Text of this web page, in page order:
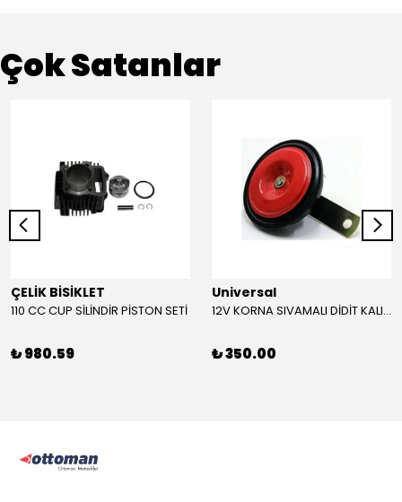
Çok Satanlar
ÇELİK BİSİKLET
110 CC CUP SİLİNDİR PİSTON SETİ
₺ 980.59
Universal
12V KORNA SIVAMALI DİDİT KALIN SESLİ (KIRMIZI)
₺ 350.00